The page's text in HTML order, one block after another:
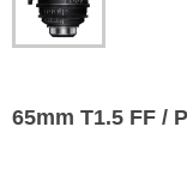
65mm T1.5 FF /